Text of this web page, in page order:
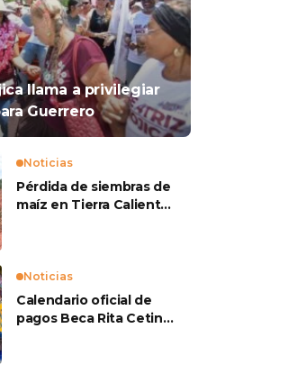
llama a privilegiar
Guerrero
Noticias
Pérdida de siembras de
maíz en Tierra Caliente
Noticias
Calendario oficial de
pagos Beca Rita Cetina